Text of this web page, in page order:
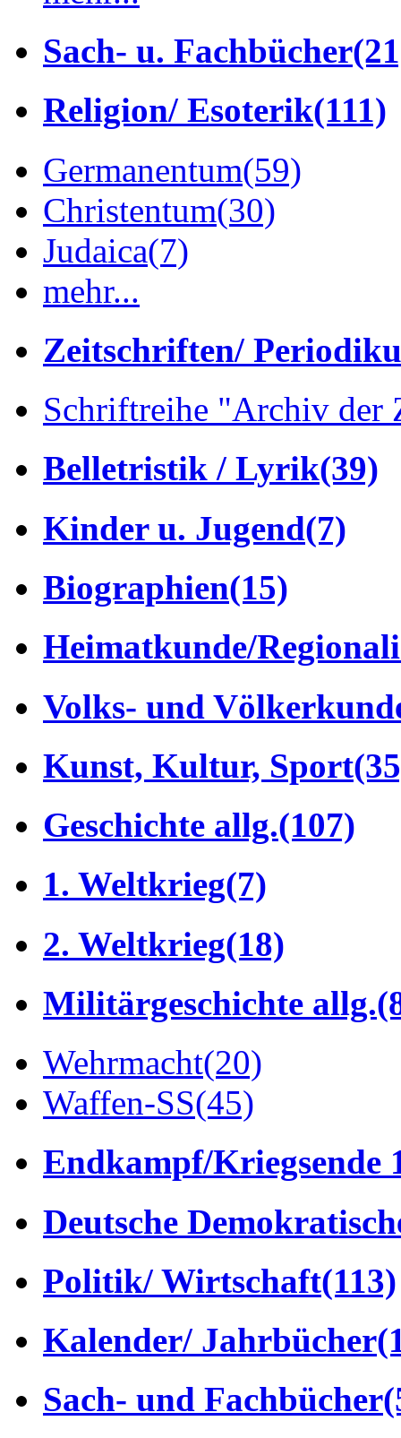
Sach- u. Fachbücher
Religion/ Esoterik(111)
Germanentum(59)
Christentum(30)
Judaica(7)
mehr...
Zeitschriften/
Schriftreihe "Archiv der
Belletristik / Lyrik(39)
Kinder u. Jugend(7)
Biographien(15)
Heimatkunde/
Volks- und
Kunst, Kultur, Sport
Geschichte allg.(107)
1. Weltkrieg(7)
2. Weltkrieg(18)
Militärgeschichte allg.
Wehrmacht(20)
Waffen-SS(45)
Endkampf/Kriegsende
Deutsche
Politik/ Wirtschaft(113)
Kalender/ Jahrbücher
Sach- und Fachbücher